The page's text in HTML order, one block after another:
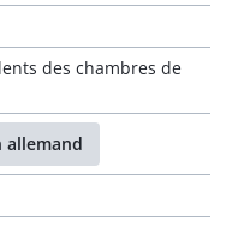
des chambres de
allemand